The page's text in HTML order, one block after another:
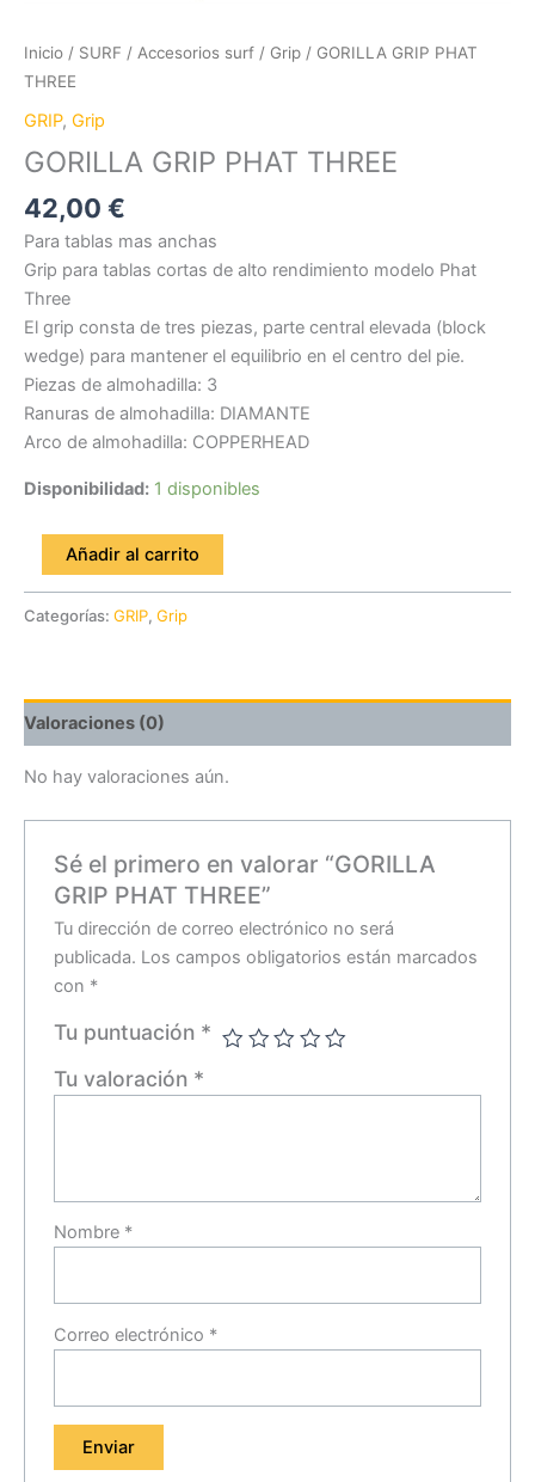
Inicio / SURF / Accesorios surf / Grip / GORILLA GRIP PHAT
THREE
GRIP, Grip
GORILLA GRIP PHAT THREE
42,00 €
Para tablas mas anchas
Grip para tablas cortas de alto rendimiento modelo Phat
Three
El grip consta de tres piezas, parte central elevada (block
wedge) para mantener el equilibrio en el centro del pie.
Piezas de almohadilla: 3
Ranuras de almohadilla: DIAMANTE
Arco de almohadilla: COPPERHEAD
Disponibilidad: 1 disponibles
Añadir al carrito
Categorías: GRIP, Grip
Valoraciones (0)
No hay valoraciones aún.
Sé el primero en valorar “GORILLA
GRIP PHAT THREE”
Tu dirección de correo electrónico no será
publicada. Los campos obligatorios están marcados
con *
Tu puntuación *
Tu valoración *
Nombre *
Correo electrónico *